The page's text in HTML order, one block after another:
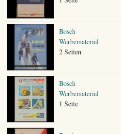
Bosch
Werbematerial
2 Seiten
Bosch
Werbematerial
1 Seite